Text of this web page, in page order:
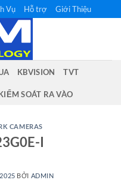
Vụ Hỗ trợ Giới Thiệu
KBVISION TVT
SOÁT RA VÀO
CAMERAS
I
BỞI ADMIN